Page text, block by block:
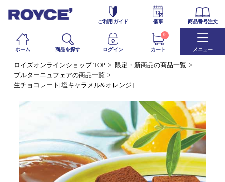
ご利用ガイド 催事 商品番号注文
ホーム 商品を探す ログイン カート
0
メニュー
ロイズオンラインショップ TOP
限定・新商品の商品一覧
ブルターニュフェアの商品一覧
生チョコレート[塩キャラメル&オレンジ]